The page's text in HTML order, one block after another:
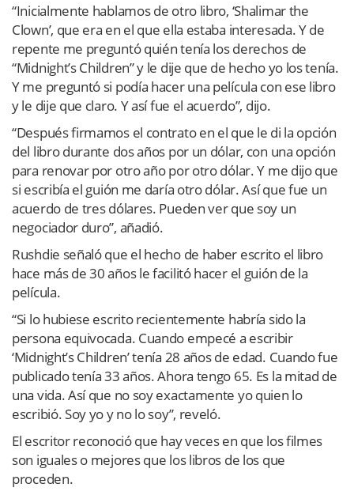
“Inicialmente hablamos de otro libro, ‘Shalimar the
Clown’, que era en el que ella estaba interesada. Y de
repente me preguntó quién tenía los derechos de
“Midnight’s Children” y le dije que de hecho yo los tenía.
Y me preguntó si podía hacer una película con ese libro
y le dije que claro. Y así fue el acuerdo”, dijo.
“Después firmamos el contrato en el que le di la opción
del libro durante dos años por un dólar, con una opción
para renovar por otro año por otro dólar. Y me dijo que
si escribía el guión me daría otro dólar. Así que fue un
acuerdo de tres dólares. Pueden ver que soy un
negociador duro”, añadió.
Rushdie señaló que el hecho de haber escrito el libro
hace más de 30 años le facilitó hacer el guión de la
película.
“Si lo hubiese escrito recientemente habría sido la
persona equivocada. Cuando empecé a escribir
‘Midnight’s Children’ tenía 28 años de edad. Cuando fue
publicado tenía 33 años. Ahora tengo 65. Es la mitad de
una vida. Así que no soy exactamente yo quien lo
escribió. Soy yo y no lo soy”, reveló.
El escritor reconoció que hay veces en que los filmes
son iguales o mejores que los libros de los que
proceden.